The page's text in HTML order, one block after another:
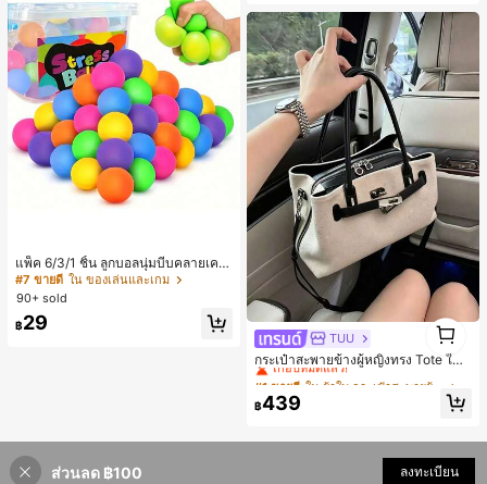
แพ็ค 6/3/1 ชิ้น ลูกบอลนุ่มบีบคลายเครี
ยด ลูกบอลบีบช้า ลูกบอลนุ่มบีบ ลูกบอล
ผ่อนคลายมือ กล่องรางวัลห้องเรียน ของ
ขวัญฮาโลวีน/วันขอบคุณพระเจ้า/คริสต์
มาส สีสุ่ม ของชำร่วยงานปาร์ตี้
#7 ขายดี ใน ของเล่นและเกม
90+ sold
฿29
TUU
กระเป๋าสะพายข้างผู้หญิงทรง Tote ใบเ
ล็ก สไตล์วินเทจ ผิวด้าน คอลเลกชันให
ม่ฤดูร้อน 2026 สำหรับเดินทางไปทำงา
น แมตช์ง่าย
#1 ขายดี
ใน ผ้าใบ กระเป๋าสะพายผู้หญิง
เกือบหมดแล้ว!
#1 ขายดี
เกือบหมดแล้ว!
#1 ขายดี
เกือบหมดแล้ว!
#1 ขายดี
฿439
1
ส่วนลด ฿100 ลงทะเบียน